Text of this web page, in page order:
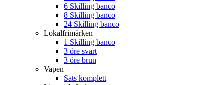
6 Skilling banco
8 Skilling banco
24 Skilling banco
Lokalfrimärken
1 Skilling banco
3 öre svart
3 öre brun
Vapen
Sats komplett